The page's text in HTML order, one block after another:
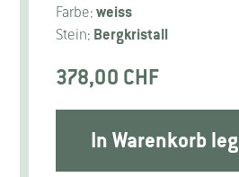
Farbe:weiss
Stein: Bergkristall
378,00 CHF
In Warenkorb